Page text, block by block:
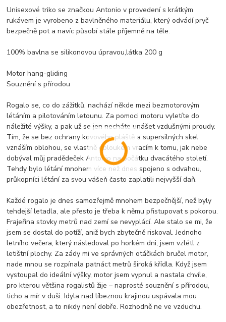
Unisexové triko se značkou Antonio v provedení s krátkým
rukávem je vyrobeno z bavlněného materiálu, který odvádí pryč
bezpečně pot a navíc působí stále příjemně na těle.
100% bavlna se silikonovou úpravou,látka 200 g
Motor hang-gliding
Souznění s přírodou
Rogalo se, co do zážitků, nachází někde mezi bezmotorovým
létáním a pilotováním letounu. Za pomoci motoru vyletíte do
náležité výšky, a pak už se jen necháte unášet vzdušnými proudy.
Tím, že se bez ochrany kovového pláště a supersilných skel
vznáším oblohou, se vlastně obloukem vracím k tomu, jak nebe
dobýval můj pradědeček Antonio na počátku dvacátého století.
Tehdy bylo létání mnohem více než dnes spojeno s odvahou,
průkopníci létání za svou vášeň často zaplatili nejvyšší daň.
Každé rogalo je dnes samozřejmě mnohem bezpečnější, než byly
tehdejší letadla, ale přesto je třeba k němu přistupovat s pokorou.
Frajeřina stovky metrů nad zemí se nevyplácí. Ale stalo se mi, že
jsem se dostal do potíží, aniž bych zbytečně riskoval. Jednoho
letního večera, který následoval po horkém dni, jsem vzlétl z
letištní plochy. Za zády mi ve správných otáčkách bručel motor,
nade mnou se rozpínala patnáct metrů široká křídla. Když jsem
vystoupal do ideální výšky, motor jsem vypnul a nastala chvíle,
pro kterou většina rogalistů žije – naprosté souznění s přírodou,
ticho a mír v duši. Idyla nad líbeznou krajinou uspávala mou
obezřetnost, a to nikdy není dobře. Rozhodně ne ve vzduchu.